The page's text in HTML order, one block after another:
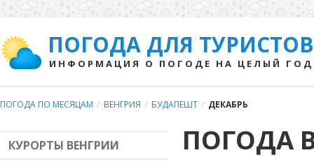
ПОГОДА ДЛЯ ТУРИСТОВ
ИНФОРМАЦИЯ О ПОГОДЕ НА ЦЕЛЫЙ ГОД
ПОГОДА ПО МЕСЯЦАМ / ВЕНГРИЯ / БУДАПЕШТ / ДЕКАБРЬ
КУРОРТЫ ВЕНГРИИ ПОГОДА